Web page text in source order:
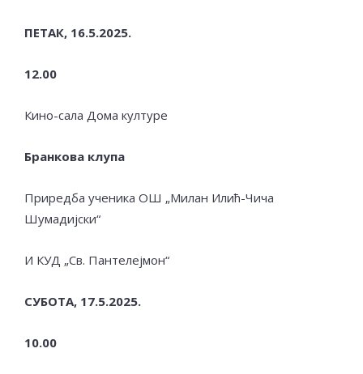
ПЕТАК, 16.5.2025.
12.00
Кино-сала Дома културе
Бранкова клупа
Приредба ученика ОШ „Милан Илић-Чича
Шумадијски“
И КУД „Св. Пантелејмон“
СУБОТА, 17.5.2025.
10.00